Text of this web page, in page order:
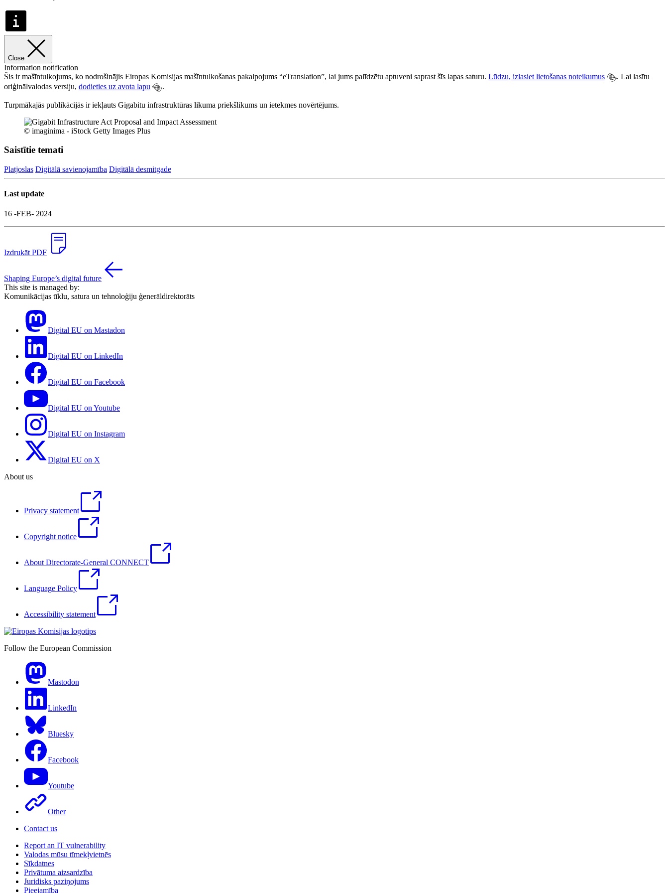
Close
Information notification
Šis ir mašīntulkojums, ko nodrošinājis Eiropas Komisijas mašīntulkošanas pakalpojums “eTranslation”, lai jums palīdzētu aptuveni saprast šīs lapas saturu. Lūdzu, izlasiet lietošanas noteikumus
. Lai lasītu
oriģinālvalodas versiju, dodieties uz avota lapu .
Turpmākajās publikācijās ir iekļauts Gigabitu infrastruktūras likuma priekšlikums un ietekmes novērtējums.
© imaginima - iStock Getty Images Plus
Saistītie temati
Platjoslas Digitālā savienojamība Digitālā desmitgade
Last update
16 -FEB- 2024
Izdrukāt PDF
Shaping Europe’s digital future
This site is managed by:
Komunikācijas tīklu, satura un tehnoloģiju ģenerāldirektorāts
Digital EU on Mastadon
Digital EU on LinkedIn
Digital EU on Facebook
Digital EU on Youtube
Digital EU on Instagram
Digital EU on X
About us
Privacy statement
Copyright notice
About Directorate-General CONNECT
Language Policy
Accessibility statement
Follow the European Commission
Mastodon
LinkedIn
Bluesky
Facebook
Youtube
Other
Contact us
Report an IT vulnerability
Valodas mūsu tīmekļvietnēs
Sīkdatnes
Privātuma aizsardzība
Juridisks paziņojums
Pieejamība